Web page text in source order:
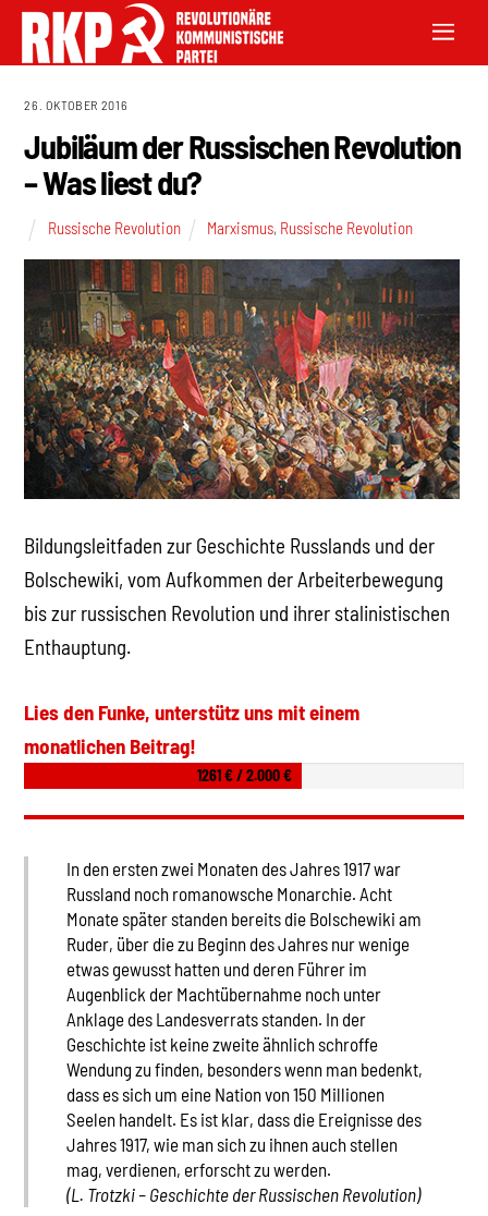
26. OKTOBER 2016
Jubiläum der Russischen Revolution
– Was liest du?
Russische Revolution Marxismus, Russische Revolution
Bildungsleitfaden zur Geschichte Russlands und der
Bolschewiki, vom Aufkommen der Arbeiterbewegung
bis zur russischen Revolution und ihrer stalinistischen
Enthauptung.
Lies den Funke, unterstütz uns mit einem
monatlichen Beitrag!
1261 € / 2.000 €
In den ersten zwei Monaten des Jahres 1917 war
Russland noch romanowsche Monarchie. Acht
Monate später standen bereits die Bolschewiki am
Ruder, über die zu Beginn des Jahres nur wenige
etwas gewusst hatten und deren Führer im
Augenblick der Machtübernahme noch unter
Anklage des Landesverrats standen. In der
Geschichte ist keine zweite ähnlich schroffe
Wendung zu finden, besonders wenn man bedenkt,
dass es sich um eine Nation von 150 Millionen
Seelen handelt. Es ist klar, dass die Ereignisse des
Jahres 1917, wie man sich zu ihnen auch stellen
mag, verdienen, erforscht zu werden.
(L. Trotzki – Geschichte der Russischen Revolution)